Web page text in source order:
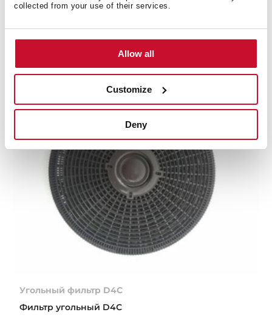
collected from your use of their services.
Allow all
Customize
Deny
Угольный картридж для фильтра без креплений
Угольный фильтр D4C
Фильтр угольный D4C